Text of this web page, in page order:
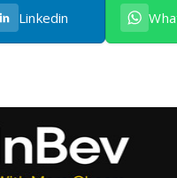
Linkedin